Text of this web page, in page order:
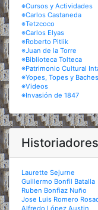
※Cursos y Actividades
※Carlos Castaneda
※Tetzcoco
※Carlos Elyas
※Roberto Pitlik
※Juan de la Torre
※Biblioteca Tolteca
※Patrimonio Cultural
※Yopes, Topes y Baches
※Videos
※Invasión de 1847
Laurette Sejurne
Guillermo Bonfil Batalla
Ruben Bonfiaz Nuño
Jose Luis Romero
Alfredo López Austin